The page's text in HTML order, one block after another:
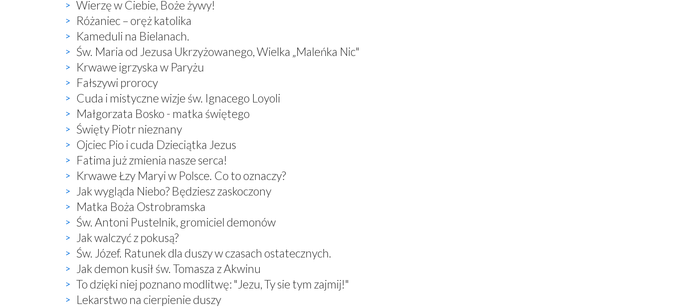
Wierzę w Ciebie, Boże żywy!
Różaniec – oręż katolika
Kameduli na Bielanach.
Św. Maria od Jezusa Ukrzyżowanego, Wielka „Maleńka Nic"
Krwawe igrzyska w Paryżu
Fałszywi prorocy
Cuda i mistyczne wizje św. Ignacego Loyoli
Małgorzata Bosko - matka świętego
Święty Piotr nieznany
Ojciec Pio i cuda Dzieciątka Jezus
Fatima już zmienia nasze serca!
Krwawe Łzy Maryi w Polsce. Co to oznaczy?
Jak wygląda Niebo? Będziesz zaskoczony
Matka Boża Ostrobramska
Św. Antoni Pustelnik, gromiciel demonów
Jak walczyć z pokusą?
Św. Józef. Ratunek dla duszy w czasach ostatecznych.
Jak demon kusił św. Tomasza z Akwinu
To dzięki niej poznano modlitwę: "Jezu, Ty sie tym zajmij!"
Lekarstwo na cierpienie duszy